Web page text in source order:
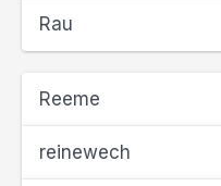
Rau
Reeme
reinewech